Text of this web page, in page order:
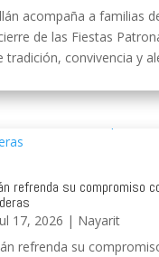
acompaña a familias
de las Fiestas
tradición, convivencia y
refrenda su compromiso
17, 2026 | Nayarit
refrenda su